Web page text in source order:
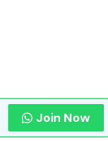
Join Now